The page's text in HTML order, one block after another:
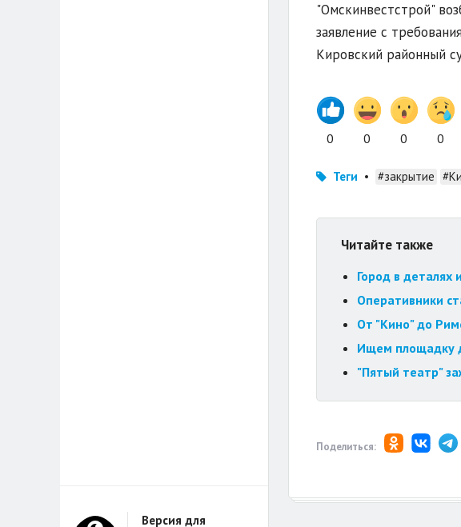
"Омскинвестстрой"
заявление с
Кировский районный
0 0 0 0
Теги • #закрытие
Читайте также
Город в деталях
Оперативники
От "Кино" до
Ищем площадку
"Пятый театр"
Поделиться:
Версия для